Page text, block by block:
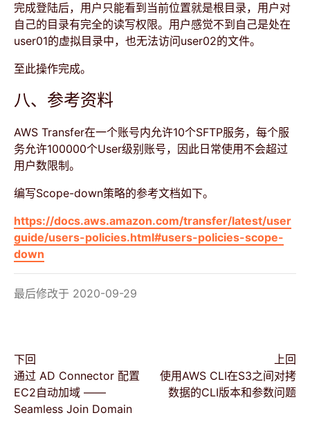
完成登陆后，用户只能看到当前位置就是根目录，用户对
自己的目录有完全的读写权限。用户感觉不到自己是处在
user01的虚拟目录中，也无法访问user02的文件。
至此操作完成。
八、参考资料
AWS Transfer在一个账号内允许10个SFTP服务，每个服
务允许100000个User级别账号，因此日常使用不会超过
用户数限制。
编写Scope-down策略的参考文档如下。
https://docs.aws.amazon.com/transfer/latest/user
guide/users-policies.html#users-policies-scope-
down
最后修改于 2020-09-29
下回
通过 AD Connector 配置
EC2自动加域 ——
Seamless Join Domain
上回
使用AWS CLI在S3之间对拷
数据的CLI版本和参数问题